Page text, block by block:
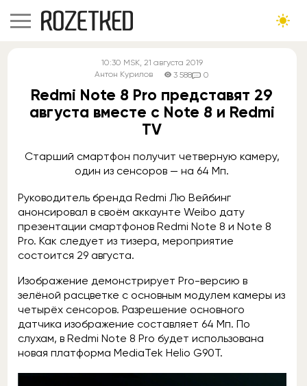
10:30 MSK, 21 августа 2019
Антон Курилов
3 588 0
Redmi Note 8 Pro представят 29
августа вместе с Note 8 и Redmi
TV
Старший смартфон получит четверную камеру,
один из сенсоров — на 64 Мп.
Руководитель бренда Redmi Лю Вейбинг
анонсировал в своём аккаунте Weibo дату
презентации смартфонов Redmi Note 8 и Note 8
Pro. Как следует из тизера, мероприятие
состоится 29 августа.
Изображение демонстрирует Pro-версию в
зелёной расцветке с основным модулем камеры из
четырёх сенсоров. Разрешение основного
датчика изображение составляет 64 Мп. По
слухам, в Redmi Note 8 Pro будет использована
новая платформа MediaTek Helio G90T.